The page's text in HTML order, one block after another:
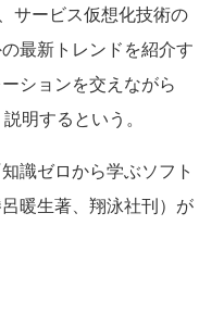
サービス仮想化技術の
最新トレンドを紹介す
ションを交えながら
明するという。
識ゼロから学ぶソフト
暖生著、翔泳社刊）が